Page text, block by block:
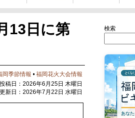
13日に第
岡季節情報 • 福岡花火大会情報
投稿日：2026年6月25日 木曜日
更新日：2026年7月22日 水曜日
検索